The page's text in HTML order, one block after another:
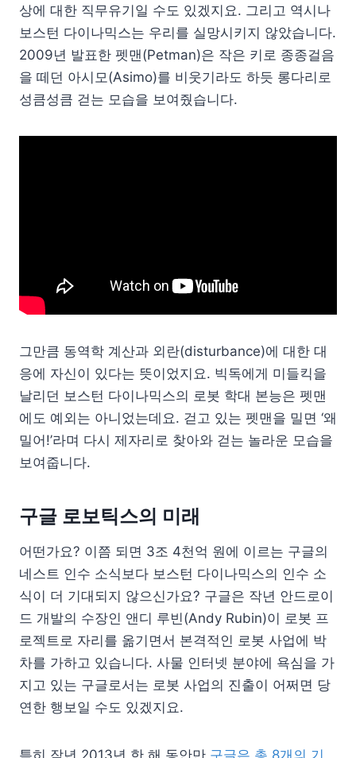
상에 대한 직무유기일 수도 있겠지요. 그리고 역시나
보스턴 다이나믹스는 우리를 실망시키지 않았습니다.
2009년 발표한 펫맨(Petman)은 작은 키로 종종걸음
을 떼던 아시모(Asimo)를 비웃기라도 하듯 롱다리로
성큼성큼 걷는 모습을 보여줬습니다.
그만큼 동역학 계산과 외란(disturbance)에 대한 대
응에 자신이 있다는 뜻이었지요. 빅독에게 미들킥을
날리던 보스턴 다이나믹스의 로봇 학대 본능은 펫맨
에도 예외는 아니었는데요. 걷고 있는 펫맨을 밀면 ‘왜
밀어!’라며 다시 제자리로 찾아와 걷는 놀라운 모습을
보여줍니다.
구글 로보틱스의 미래
어떤가요? 이쯤 되면 3조 4천억 원에 이르는 구글의
네스트 인수 소식보다 보스턴 다이나믹스의 인수 소
식이 더 기대되지 않으신가요? 구글은 작년 안드로이
드 개발의 수장인 앤디 루빈(Andy Rubin)이 로봇 프
로젝트로 자리를 옮기면서 본격적인 로봇 사업에 박
차를 가하고 있습니다. 사물 인터넷 분야에 욕심을 가
지고 있는 구글로서는 로봇 사업의 진출이 어쩌면 당
연한 행보일 수도 있겠지요.